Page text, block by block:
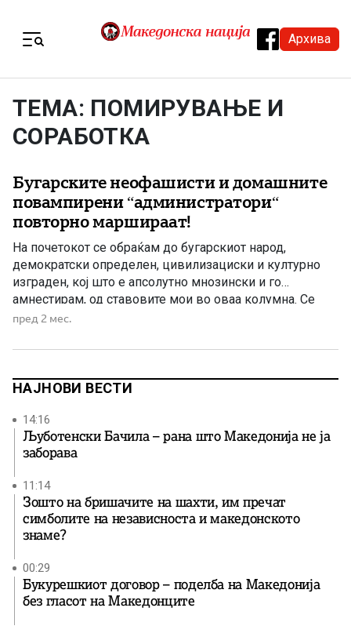
Архива
ТЕМА: ПОМИРУВАЊЕ И
СОРАБОТКА
Бугарските неофашисти и домашните
повампирени “администратори“
повторно маршираат!
На почетокот се обраќам до бугарскиот народ,
демократски определен, цивилизациски и културно
изграден, кој што е апсолутно мнозински и го
амнестирам, од ставовите мои во оваа колумна. Се
однесуваат само на оние најрадикални елементи, што
време традиционалните пријателски и добрососедски
пред 2 мес.
НАЈНОВИ ВЕСТИ
14:16
Љуботенски Бачила – рана што Македонија не ја
заборава
11:14
Зошто на бришачите на шахти, им пречат
симболите на независноста и македонското
знаме?
00:29
Букурешкиот договор – поделба на Македонија
без гласот на Македонците